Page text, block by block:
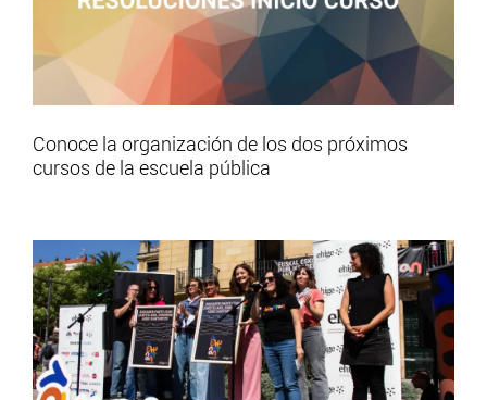
Conoce la organización de los dos próximos
cursos de la escuela pública